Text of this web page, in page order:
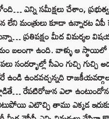
ఎన్ని సమీక్షలు చేశాం,
లేని మంత్రులు కూడా
ప్రతిపక్షం మీద విమర్శల
బలంగా ఉంది. వాళ్ళు ఆ స్థాయిలో
సందర్భాల్లో సీఎం గుచ్చి గుచ్చి
ఉండి ఉండవచ్చన్నది
రేపటిరోజున ఎలా
ఎటుపోయి ఎటొచ్చి తాము ఎక్కడ